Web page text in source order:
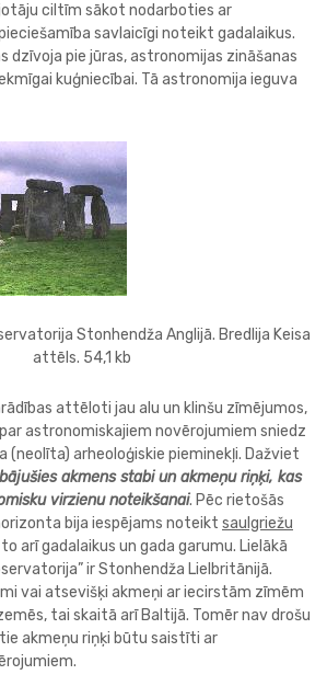
ciltīm sākot nodarboties ar
savlaicīgi noteikt gadalaikus.
dzīvoja pie jūras, astronomijas zināšanas
kuģniecībai. Tā astronomija ieguva
Stonhendža Anglijā. Bredlija Keisa
attēls. 54,1 kb
attēloti jau alu un klinšu zīmējumos,
astronomiskajiem novērojumiem sniedz
(neolīta) arheoloģiskie pieminekļi. Dažviet
akmens stabi un akmeņu riņķi, kas
virzienu noteikšanai. Pēc rietošās
bija iespējams noteikt saulgriežu
arī gadalaikus un gada garumu. Lielākā
ir Stonhendža Lielbritānijā.
vai atsevišķi akmeņi ar iecirstām zīmēm
tai skaitā arī Baltijā. Tomēr nav drošu
akmeņu riņķi būtu saistīti ar